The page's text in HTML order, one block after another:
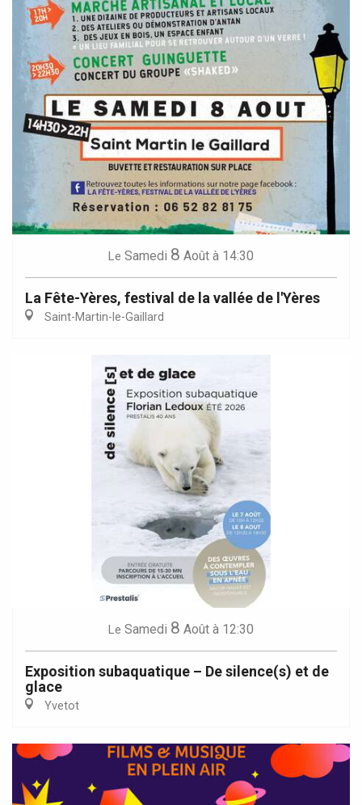
Le Samedi 8 Août à 14:30
La Fête-Yères, festival de la vallée de l'Yères
Saint-Martin-le-Gaillard
Le Samedi 8 Août à 12:30
Exposition subaquatique – De silence(s) et de
glace
Yvetot